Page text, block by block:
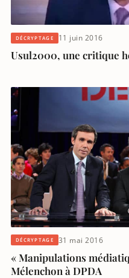
DÉCRYPTAGE 11 juin 2016
Usul2000, une critique
DÉCRYPTAGE 31 mai 2016
« Manipulations
Mélenchon à DPDA